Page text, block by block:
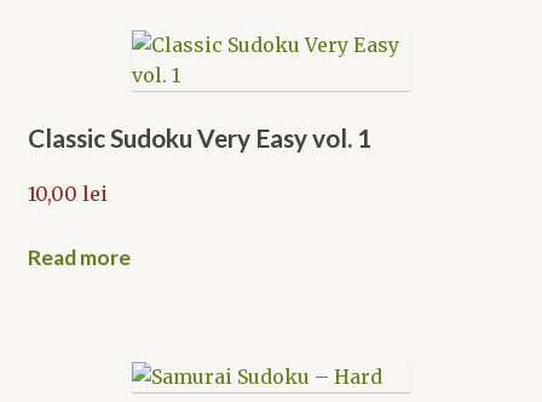
Classic Sudoku Very Easy vol. 1
10,00 lei
Read more